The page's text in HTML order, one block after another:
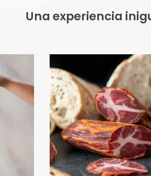
Una experiencia
Este